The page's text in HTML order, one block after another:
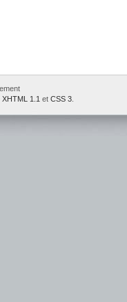
XHTML 1.1 et CSS 3